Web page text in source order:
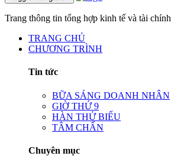
Trang thông tin tổng hợp kinh tế và tài chính
TRANG CHỦ
CHƯƠNG TRÌNH
Tin tức
BỮA SÁNG DOANH NHÂN
GIỜ THỨ 9
HÀN THỬ BIỂU
TÂM CHẤN
Chuyên mục